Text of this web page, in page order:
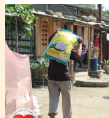
Springe
zum
Inhalt